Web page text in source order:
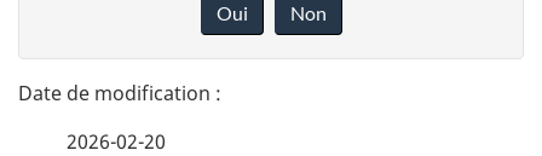
t
a
n
Oui Non
2026-02-20